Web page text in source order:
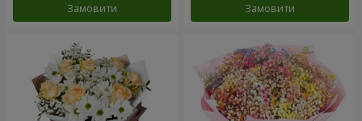
Замовити Замовити